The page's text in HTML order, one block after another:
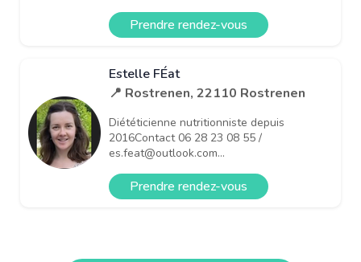
Prendre rendez-vous
Estelle FÉat
📍 Rostrenen, 22110 Rostrenen
Diététicienne nutritionniste depuis
2016Contact 06 28 23 08 55 /
es.feat@outlook.com...
Prendre rendez-vous